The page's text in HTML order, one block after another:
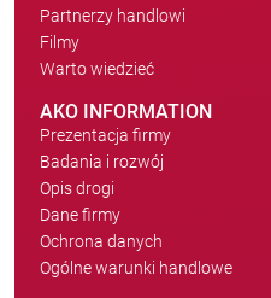
Partnerzy handlowi
Filmy
Warto wiedzieć
AKO INFORMATION
Prezentacja firmy
Badania i rozwój
Opis drogi
Dane firmy
Ochrona danych
Ogólne warunki handlowe